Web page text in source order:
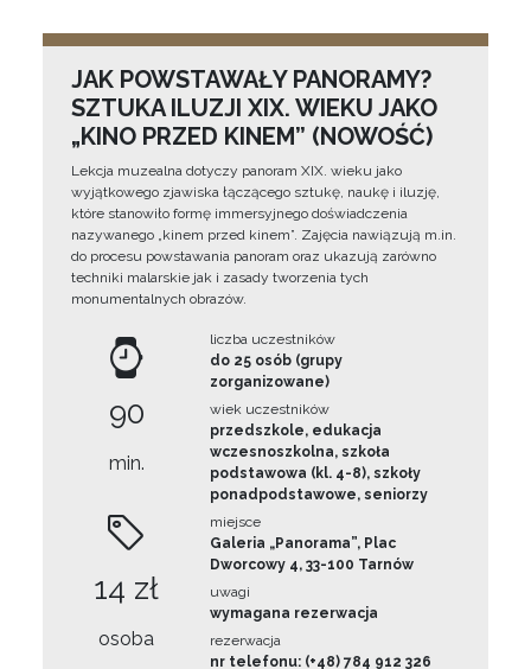
JAK POWSTAWAŁY PANORAMY?
SZTUKA ILUZJI XIX. WIEKU JAKO
„KINO PRZED KINEM” (NOWOŚĆ)
Lekcja muzealna dotyczy panoram XIX. wieku jako
wyjątkowego zjawiska łączącego sztukę, naukę i iluzję,
które stanowiło formę immersyjnego doświadczenia
nazywanego „kinem przed kinem”. Zajęcia nawiązują m.in.
do procesu powstawania panoram oraz ukazują zarówno
techniki malarskie jak i zasady tworzenia tych
monumentalnych obrazów.
90
min.
14 zł
osoba
liczba uczestników
do 25 osób (grupy
zorganizowane)
wiek uczestników
przedszkole, edukacja
wczesnoszkolna, szkoła
podstawowa (kl. 4-8), szkoły
ponadpodstawowe, seniorzy
miejsce
Galeria „Panorama”, Plac
Dworcowy 4, 33-100 Tarnów
uwagi
wymagana rezerwacja
rezerwacja
nr telefonu: (+48) 784 912 326